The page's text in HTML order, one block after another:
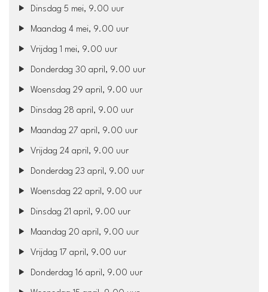
Dinsdag 5 mei, 9.00 uur
Maandag 4 mei, 9.00 uur
Vrijdag 1 mei, 9.00 uur
Donderdag 30 april, 9.00 uur
Woensdag 29 april, 9.00 uur
Dinsdag 28 april, 9.00 uur
Maandag 27 april, 9.00 uur
Vrijdag 24 april, 9.00 uur
Donderdag 23 april, 9.00 uur
Woensdag 22 april, 9.00 uur
Dinsdag 21 april, 9.00 uur
Maandag 20 april, 9.00 uur
Vrijdag 17 april, 9.00 uur
Donderdag 16 april, 9.00 uur